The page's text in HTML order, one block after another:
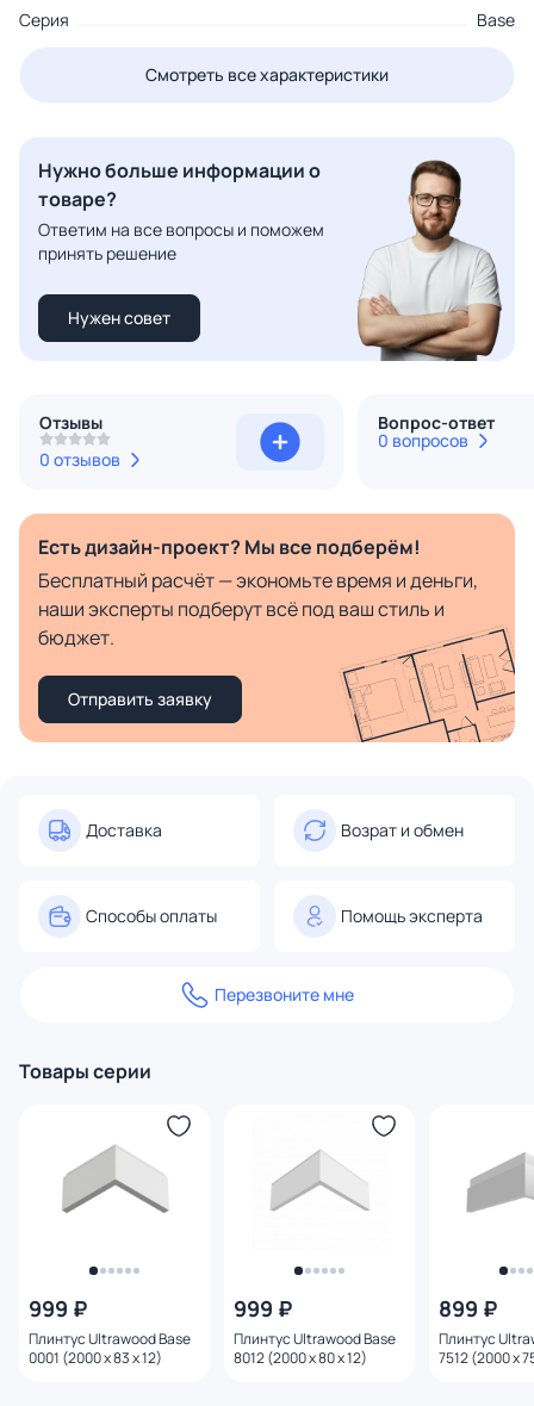
Серия
Base
Смотреть все характеристики
Нужно больше информации о
товаре?
Ответим на все вопросы и поможем
принять решение
Нужен совет
Отзывы
0 отзывов
Вопрос-ответ
0 вопросов
Есть дизайн-проект? Мы все подберём!
Бесплатный расчёт — экономьте время и деньги,
наши эксперты подберут всё под ваш стиль и
бюджет.
Отправить заявку
Доставка Возрат и обмен
Способы оплаты Помощь эксперта
Перезвоните мне
Товары серии
999 ₽
Плинтус Ultrawood Base
0001 (2000 x 83 x 12)
999 ₽
Плинтус Ultrawood Base
8012 (2000 x 80 x 12)
899 ₽
Плинтус
7512 (2000 х